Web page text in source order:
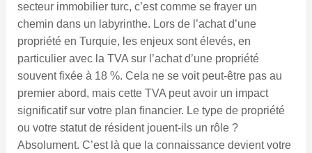
secteur immobilier turc, c’est comme se frayer un
chemin dans un labyrinthe. Lors de l’achat d’une
propriété en Turquie, les enjeux sont élevés, en
particulier avec la TVA sur l’achat d’une propriété
souvent fixée à 18 %. Cela ne se voit peut-être pas au
premier abord, mais cette TVA peut avoir un impact
significatif sur votre plan financier. Le type de propriété
ou votre statut de résident jouent-ils un rôle ?
Absolument. C’est là que la connaissance devient votre